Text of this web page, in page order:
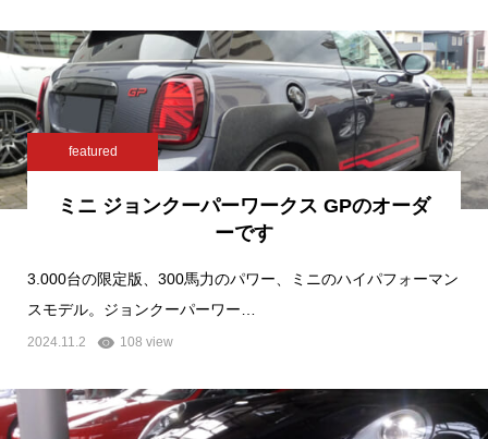
featured
ミニ ジョンクーパーワークス GPのオーダ
ーです
3.000台の限定版、300馬力のパワー、ミニのハイパフォーマン
スモデル。ジョンクーパーワー…
2024.11.2 108 view